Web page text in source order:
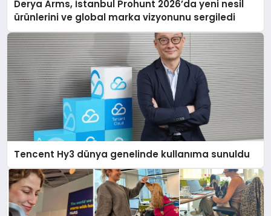
Derya Arms, İstanbul Prohunt 2026’da yeni nesil
ürünlerini ve global marka vizyonunu sergiledi
Tencent Hy3 dünya genelinde kullanıma sunuldu